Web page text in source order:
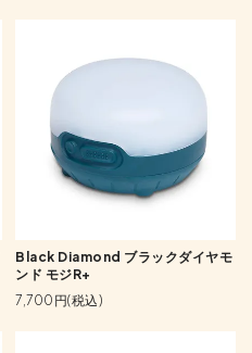
Black Diamond ブラックダイヤモ
ンド モジR+
7,700円(税込)